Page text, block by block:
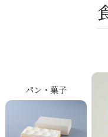
パン・菓子